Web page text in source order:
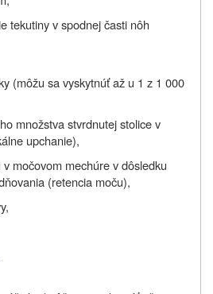
tekutiny v spodnej časti nôh
(môžu sa vyskytnúť až u 1 z 1 000
množstva stvrdnutej stolice v
upchanie),
močovom mechúre v dôsledku
(retencia moču),